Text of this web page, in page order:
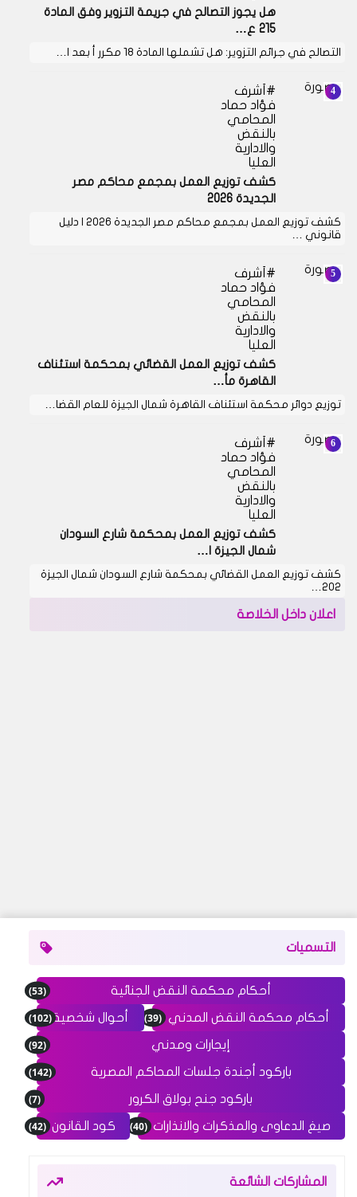
هل يجوز التصالح في جريمة التزوير وفق المادة
215 ع…
التصالح في جرائم التزوير: هل تشملها المادة 18 مكرر أ بعد ا…
أشرف
فؤاد حماد
المحامي
بالنقض
والادارية
العليا
كشف توزيع العمل بمجمع محاكم مصر
الجديدة 2026
كشف توزيع العمل بمجمع محاكم مصر الجديدة 2026 | دليل
قانوني …
أشرف
فؤاد حماد
المحامي
بالنقض
والادارية
العليا
كشف توزيع العمل القضائي بمحكمة استئناف
القاهرة مأ…
توزيع دوائر محكمة استئناف القاهرة شمال الجيزة للعام القضا…
أشرف
فؤاد حماد
المحامي
بالنقض
والادارية
العليا
كشف توزيع العمل بمحكمة شارع السودان
شمال الجيزة ا…
كشف توزيع العمل القضائي بمحكمة شارع السودان شمال الجيزة
202…
اعلان داخل الخلاصة
التسميات
أحكام محكمة النقض الجنائية (53)
أحكام محكمة النقض المدني (39) أحوال شخصية(102)
إيجارات ومدني (92)
باركود أجندة جلسات المحاكم المصرية (142)
باركود جنح بولاق الكرور (7)
صيغ الدعاوى والمذكرات والانذارات (40) كود القانون (42)
المشاركات الشائعة